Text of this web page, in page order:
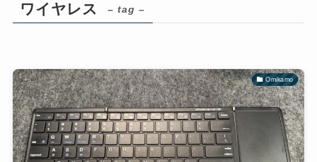
ワイヤレス – tag –
Omikamo